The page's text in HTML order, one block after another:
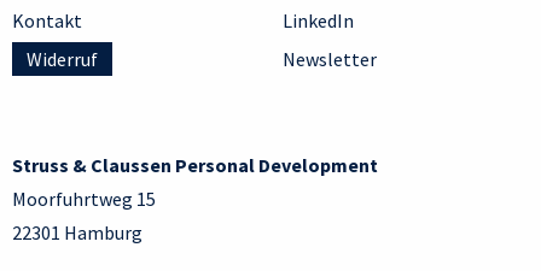
Kontakt
Widerruf
LinkedIn
Newsletter
Struss & Claussen Personal Development
Moorfuhrtweg 15
22301 Hamburg